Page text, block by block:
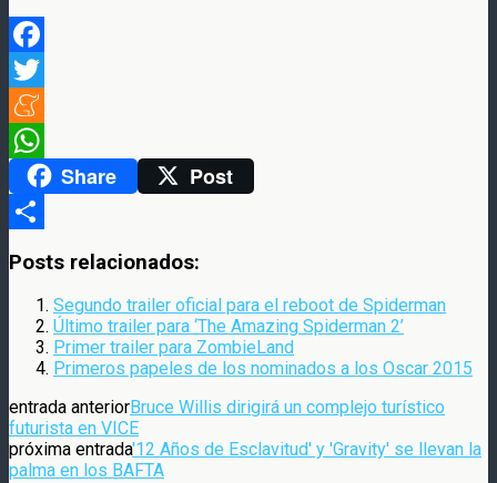
Facebook
Twitter
Meneame
WhatsAppShare Post
Posts relacionados:
Segundo trailer oficial para el reboot de Spiderman
Último trailer para ‘The Amazing Spiderman 2’
Primer trailer para ZombieLand
Primeros papeles de los nominados a los Oscar 2015
entrada anteriorBruce Willis dirigirá un complejo turístico
futurista en VICE
próxima entrada'12 Años de Esclavitud' y 'Gravity' se llevan la
palma en los BAFTA